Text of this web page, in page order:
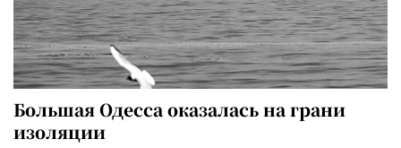
Большая Одесса оказалась на грани
изоляции